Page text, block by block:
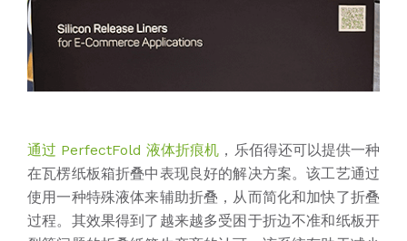
通过 PerfectFold 液体折痕机 ， 乐佰得还可以提供一种
在瓦楞纸板箱折叠中表现良好的解决方案。该工艺通过
使用一种特殊液体来辅助折叠，从而简化和加快了折叠
过程。其效果得到了越来越多受困于折边不准和纸板开